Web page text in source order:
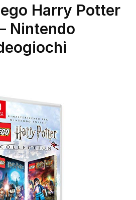
Harry Potter
Nintendo